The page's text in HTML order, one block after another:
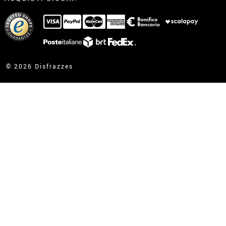
Ho gia realizzato l’ordine
Ho gia ricevuto l’ordine
contatto@disfrazzes.it
© 2026 Disfrazzes